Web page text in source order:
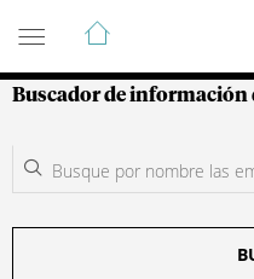
Guía de
Buscador de información